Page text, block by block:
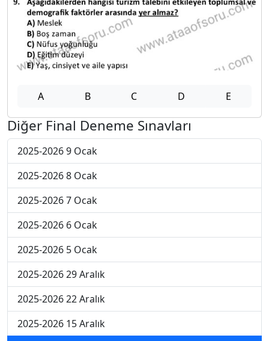
A B C D E
Diğer Final Deneme Sınavları
2025-2026 9 Ocak
2025-2026 8 Ocak
2025-2026 7 Ocak
2025-2026 6 Ocak
2025-2026 5 Ocak
2025-2026 29 Aralık
2025-2026 22 Aralık
2025-2026 15 Aralık